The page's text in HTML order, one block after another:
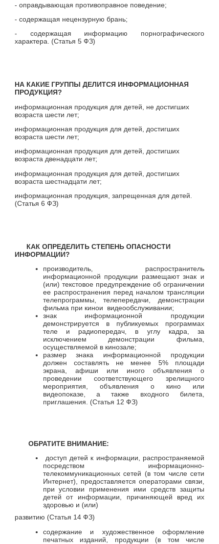
- оправдывающая противоправное поведение;
- содержащая нецензурную брань;
- содержащая информацию порнографического
характера. (Статья 5 ФЗ)
НА КАКИЕ ГРУППЫ ДЕЛИТСЯ ИНФОРМАЦИОННАЯ
ПРОДУКЦИЯ?
информационная продукция для детей, не достигших
возраста шести лет;
информационная продукция для детей, достигших
возраста шести лет;
информационная продукция для детей, достигших
возраста двенадцати лет;
информационная продукция для детей, достигших
возраста шестнадцати лет;
информационная продукция, запрещенная для детей.
(Статья 6 ФЗ)
КАК ОПРЕДЕЛИТЬ СТЕПЕНЬ ОПАСНОСТИ
ИНФОРМАЦИИ?
производитель, распространитель
информационной продукции размещают знак и
(или) текстовое предупреждение об ограничении
ее распространения перед началом трансляции
телепрограммы, телепередачи, демонстрации
фильма при кинои видеообслуживании;
знак информационной продукции
демонстрируется в публикуемых программах
теле и радиопередач, в углу кадра, за
исключением демонстрации фильма,
осуществляемой в кинозале;
размер знака информационной продукции
должен составлять не менее 5% площади
экрана, афиши или иного объявления о
проведении соответствующего зрелищного
мероприятия, объявления о кино или
видеопоказе, а также входного билета,
приглашения. (Статья 12 ФЗ)
ОБРАТИТЕ ВНИМАНИЕ:
доступ детей к информации, распространяемой
посредством информационно-
телекоммуникационных сетей (в том числе сети
Интернет), предоставляется операторами связи,
при условии применения ими средств защиты
детей от информации, причиняющей вред их
здоровью и (или)
развитию (Статья 14 ФЗ)
содержание и художественное оформление
печатных изданий, продукции (в том числе